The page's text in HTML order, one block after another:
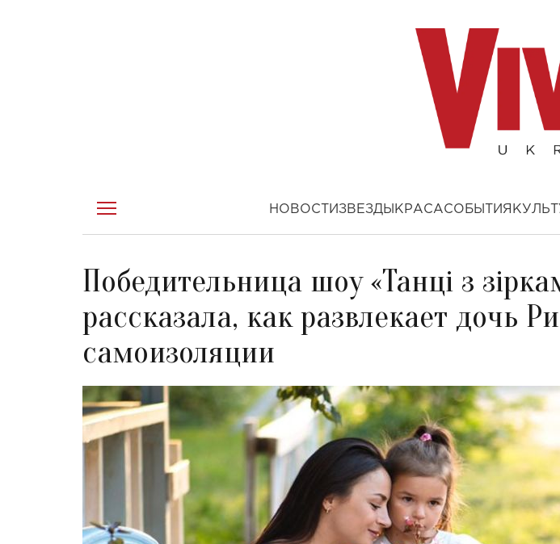
НОВОСТИ ЗВЕЗДЫ КРАСАСОБЫТИЯ
Победительница шоу «Танці з
рассказала, как развлекает дочь
самоизоляции